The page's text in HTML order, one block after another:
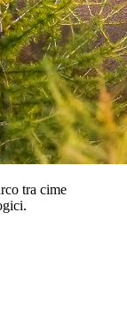
tra cime